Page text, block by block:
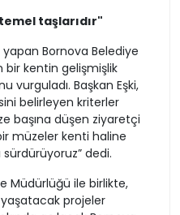
taşlarıdır"
yapan Bornova Belediye
bir kentin gelişmişlik
vurguladı. Başkan Eşki,
belirleyen kriterler
başına düşen ziyaretçi
bir müzeler kenti haline
sürdürüyoruz” dedi.
Müdürlüğü ile birlikte,
yaşatacak projeler